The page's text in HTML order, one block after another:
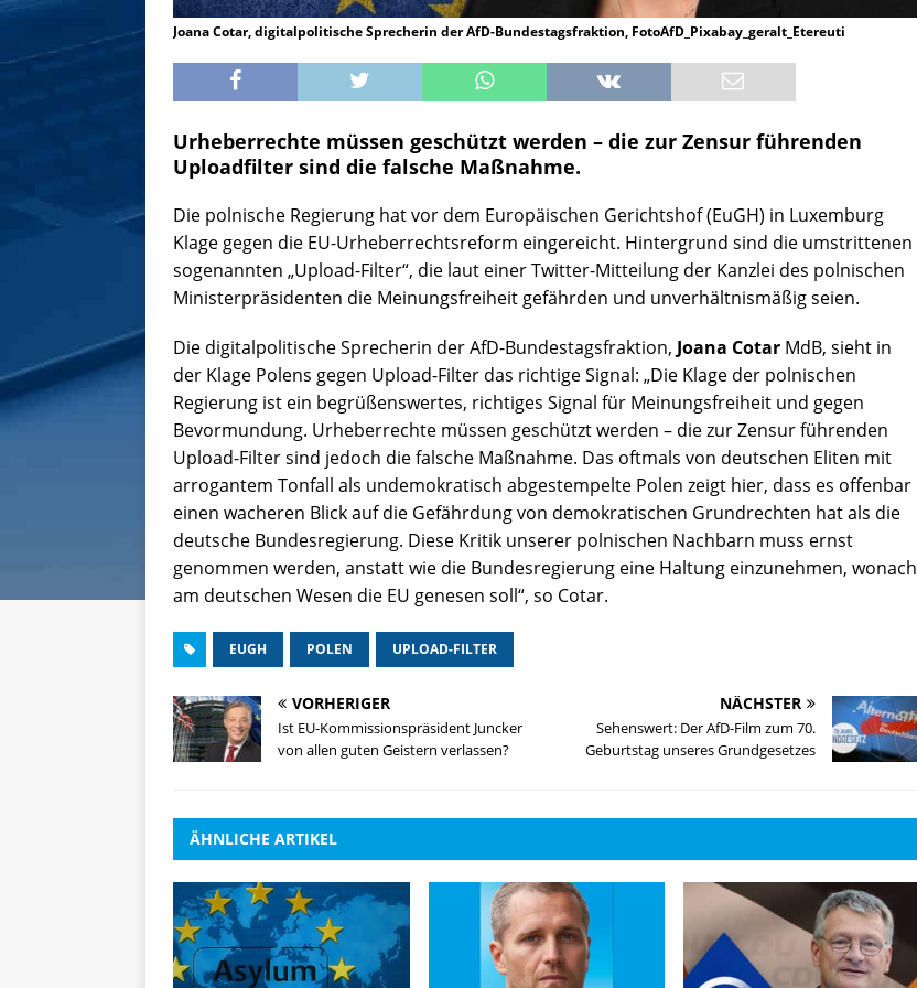
Joana Cotar, digitalpolitische Sprecherin der AfD-Bundestagsfraktion, FotoAfD_Pixabay_geralt_Etereuti
Urheberrechte müssen geschützt werden – die zur Zensur führenden
Uploadfilter sind die falsche Maßnahme.
Die polnische Regierung hat vor dem Europäischen Gerichtshof (EuGH) in Luxemburg
Klage gegen die EU-Urheberrechtsreform eingereicht. Hintergrund sind die umstrittenen
sogenannten „Upload-Filter“, die laut einer Twitter-Mitteilung der Kanzlei des polnischen
Ministerpräsidenten die Meinungsfreiheit gefährden und unverhältnismäßig seien.
Die digitalpolitische Sprecherin der AfD-Bundestagsfraktion, Joana Cotar MdB, sieht in
der Klage Polens gegen Upload-Filter das richtige Signal: „Die Klage der polnischen
Regierung ist ein begrüßenswertes, richtiges Signal für Meinungsfreiheit und gegen
Bevormundung. Urheberrechte müssen geschützt werden – die zur Zensur führenden
Upload-Filter sind jedoch die falsche Maßnahme. Das oftmals von deutschen Eliten mit
arrogantem Tonfall als undemokratisch abgestempelte Polen zeigt hier, dass es offenbar
einen wacheren Blick auf die Gefährdung von demokratischen Grundrechten hat als die
deutsche Bundesregierung. Diese Kritik unserer polnischen Nachbarn muss ernst
genommen werden, anstatt wie die Bundesregierung eine Haltung einzunehmen, wonach
am deutschen Wesen die EU genesen soll“, so Cotar.
EUGH POLEN UPLOAD-FILTER
VORHERIGER
Ist EU-Kommissionspräsident Juncker
von allen guten Geistern verlassen?
NÄCHSTER
Sehenswert: Der AfD-Film zum 70.
Geburtstag unseres Grundgesetzes
ÄHNLICHE ARTIKEL